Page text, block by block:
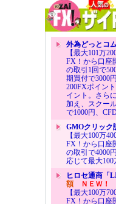
外為どっとコ
【最大101万
FX！から口座
の取引1回で
期買付で3000
200FXポイン
イント。さら
加え、スクー
で1000円、
GMOクリック
【最大100万
FX！から口座
の取引で4000
応じて最大100
ヒロセ通商「
額ＮＥＷ！
【最大100万
FX！から口座